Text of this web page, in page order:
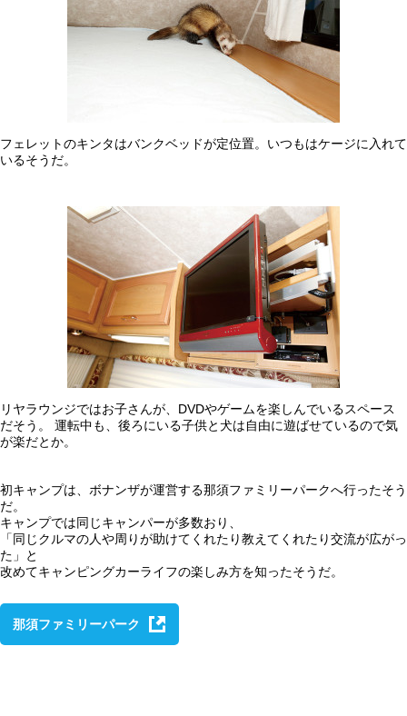
フェレットのキンタはバンクベッドが定位置。いつもはケージに入れて
いるそうだ。
リヤラウンジではお子さんが、DVDやゲームを楽しんでいるスペース
だそう。 運転中も、後ろにいる子供と犬は自由に遊ばせているので気
が楽だとか。
初キャンプは、ボナンザが運営する那須ファミリーパークへ行ったそう
だ。
キャンプでは同じキャンパーが多数おり、
「同じクルマの人や周りが助けてくれたり教えてくれたり交流が広がっ
た」と
改めてキャンピングカーライフの楽しみ方を知ったそうだ。
那須ファミリーパーク